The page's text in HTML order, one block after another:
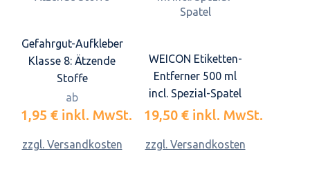
Gefahrgut-Aufkleber
Klasse 8: Ätzende
Stoffe
ab
1,95 € inkl. MwSt.
zzgl. Versandkosten
WEICON Etiketten-
Entferner 500 ml
incl. Spezial-Spatel
19,50 € inkl. MwSt.
zzgl. Versandkosten